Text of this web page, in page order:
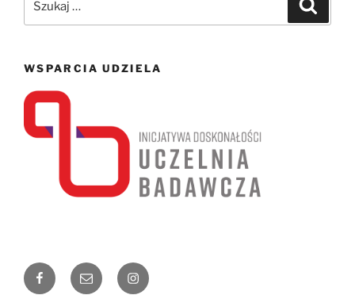
WSPARCIA UDZIELA
FacebookEmail Instagram